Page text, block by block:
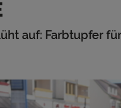
auf: Farbtupfer